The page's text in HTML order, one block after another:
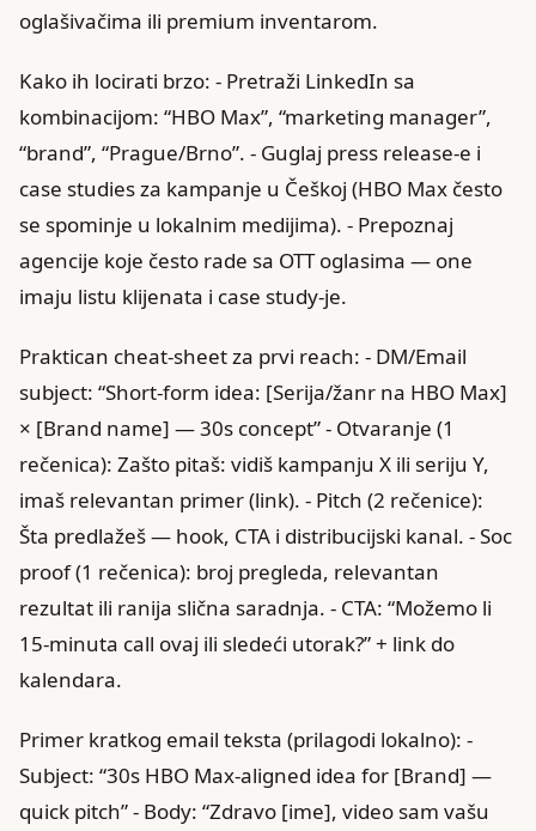
oglašivačima ili premium inventarom.
Kako ih locirati brzo: - Pretraži LinkedIn sa
kombinacijom: “HBO Max”, “marketing manager”,
“brand”, “Prague/Brno”. - Guglaj press release-e i
case studies za kampanje u Češkoj (HBO Max često
se spominje u lokalnim medijima). - Prepoznaj
agencije koje često rade sa OTT oglasima — one
imaju listu klijenata i case study-je.
Praktican cheat-sheet za prvi reach: - DM/Email
subject: “Short-form idea: [Serija/žanr na HBO Max]
× [Brand name] — 30s concept” - Otvaranje (1
rečenica): Zašto pitaš: vidiš kampanju X ili seriju Y,
imaš relevantan primer (link). - Pitch (2 rečenice):
Šta predlažeš — hook, CTA i distribucijski kanal. - Soc
proof (1 rečenica): broj pregleda, relevantan
rezultat ili ranija slična saradnja. - CTA: “Možemo li
15-minuta call ovaj ili sledeći utorak?” + link do
kalendara.
Primer kratkog email teksta (prilagodi lokalno): -
Subject: “30s HBO Max-aligned idea for [Brand] —
quick pitch” - Body: “Zdravo [ime], video sam vašu